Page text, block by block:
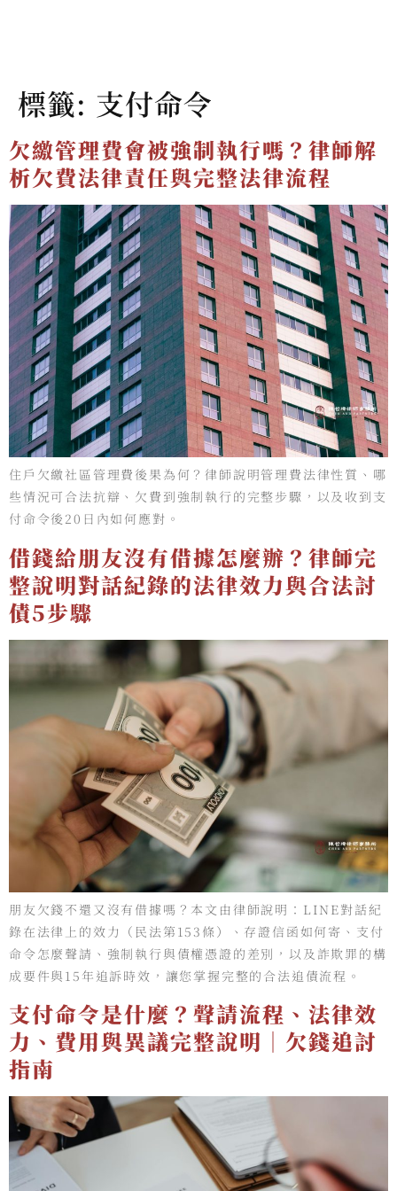
標籤: 支付命令
欠繳管理費會被強制執行嗎？律師解
析欠費法律責任與完整法律流程
住戶欠繳社區管理費後果為何？律師說明管理費法律性質、哪
些情況可合法抗辯、欠費到強制執行的完整步驟，以及收到支
付命令後20日內如何應對。
借錢給朋友沒有借據怎麼辦？律師完
整說明對話紀錄的法律效力與合法討
債5步驟
朋友欠錢不還又沒有借據嗎？本文由律師說明：LINE對話紀
錄在法律上的效力（民法第153條）、存證信函如何寄、支付
命令怎麼聲請、強制執行與債權憑證的差別，以及詐欺罪的構
成要件與15年追訴時效，讓您掌握完整的合法追債流程。
支付命令是什麼？聲請流程、法律效
力、費用與異議完整說明｜欠錢追討
指南